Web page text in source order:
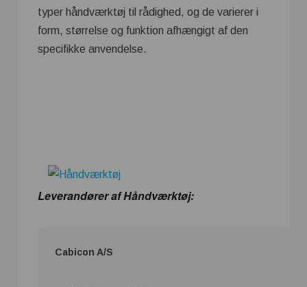
typer håndværktøj til rådighed, og de varierer i
form, størrelse og funktion afhængigt af den
specifikke anvendelse.
Leverandører af Håndværktøj:
Cabicon A/S